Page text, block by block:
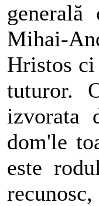
Mihai-
Hristos
tuturor.
izvorata
dom'le
este